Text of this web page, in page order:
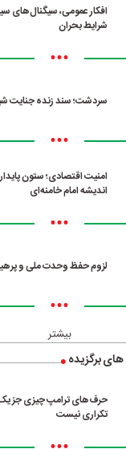
افکار عمومی، سیگنال‌های
شرایط بحران
•••
سردشت؛ سند زنده جنایت
•••
امنیت اقتصادی؛ ستون
اندیشه امام خامنه‌ای
•••
لزوم حفظ وحدت ملی و پرهیز
•••
بیشتر
برگزیده
حرف‌های ترامپ چیزی جز
تکراری نیست